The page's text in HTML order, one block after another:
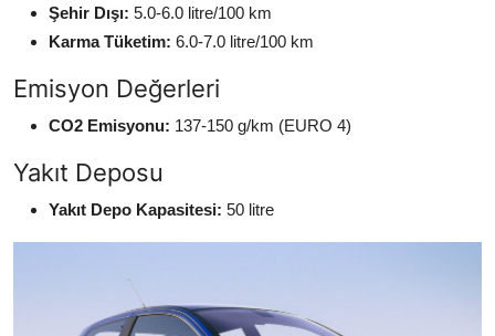
Şehir Dışı: 5.0-6.0 litre/100 km
Karma Tüketim: 6.0-7.0 litre/100 km
Emisyon Değerleri
CO2 Emisyonu: 137-150 g/km (EURO 4)
Yakıt Deposu
Yakıt Depo Kapasitesi: 50 litre